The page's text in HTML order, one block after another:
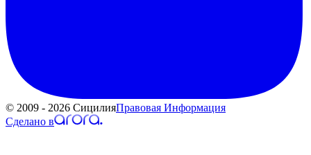
© 2009 - 2026 СицилияПравовая Информация
Сделано в